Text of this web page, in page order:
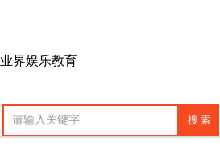
业界娱乐教育